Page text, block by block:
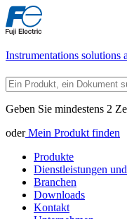
Instrumentations solutions
Geben Sie mindestens 2
oderMein Produkt finden
Produkte
Dienstleistungen
Branchen
Downloads
Kontakt